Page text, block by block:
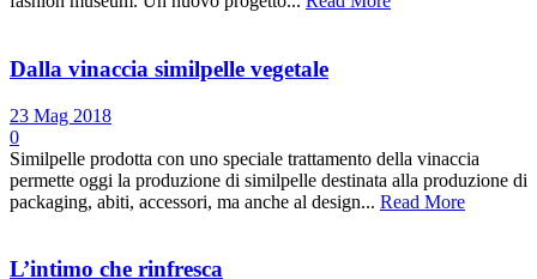
Dalla vinaccia similpelle vegetale
23 Mag 2018
0
Similpelle prodotta con uno speciale trattamento della vinaccia
permette oggi la produzione di similpelle destinata alla produzione di
packaging, abiti, accessori, ma anche al design... Read More
L’intimo che rinfresca